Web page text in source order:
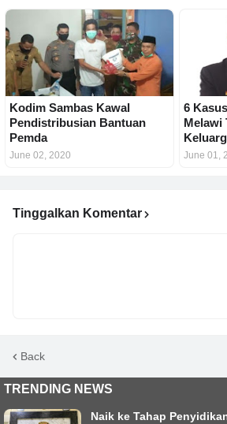
Kodim Sambas Kawal
Pendistribusian Bantuan
Pemda
June 02, 2020
6
Melawi
June 01,
Tinggalkan Komentar
Back
TRENDING NEWS
Naik ke Tahap